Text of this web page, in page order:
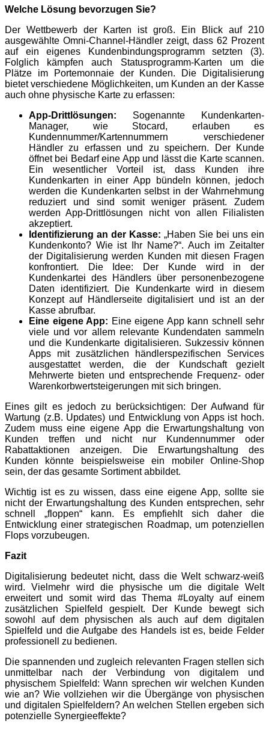
Welche Lösung bevorzugen Sie?
Der Wettbewerb der Karten ist groß. Ein Blick auf 210
ausgewählte Omni-Channel-Händler zeigt, dass 62 Prozent
auf ein eigenes Kundenbindungsprogramm setzten (3).
Folglich kämpfen auch Statusprogramm-Karten um die
Plätze im Portemonnaie der Kunden. Die Digitalisierung
bietet verschiedene Möglichkeiten, um Kunden an der Kasse
auch ohne physische Karte zu erfassen:
App-Drittlösungen: Sogenannte Kundenkarten-
Manager, wie Stocard, erlauben es
Kundennummer/Kartennummern verschiedener
Händler zu erfassen und zu speichern. Der Kunde
öffnet bei Bedarf eine App und lässt die Karte scannen.
Ein wesentlicher Vorteil ist, dass Kunden ihre
Kundenkarten in einer App bündeln können, jedoch
werden die Kundenkarten selbst in der Wahrnehmung
reduziert und sind somit weniger präsent. Zudem
werden App-Drittlösungen nicht von allen Filialisten
akzeptiert.
Identifizierung an der Kasse: „Haben Sie bei uns ein
Kundenkonto? Wie ist Ihr Name?“. Auch im Zeitalter
der Digitalisierung werden Kunden mit diesen Fragen
konfrontiert. Die Idee: Der Kunde wird in der
Kundenkartei des Händlers über personenbezogene
Daten identifiziert. Die Kundenkarte wird in diesem
Konzept auf Händlerseite digitalisiert und ist an der
Kasse abrufbar.
Eine eigene App: Eine eigene App kann schnell sehr
viele und vor allem relevante Kundendaten sammeln
und die Kundenkarte digitalisieren. Sukzessiv können
Apps mit zusätzlichen händlerspezifischen Services
ausgestattet werden, die der Kundschaft gezielt
Mehrwerte bieten und entsprechende Frequenz- oder
Warenkorbwertsteigerungen mit sich bringen.
Eines gilt es jedoch zu berücksichtigen: Der Aufwand für
Wartung (z.B. Updates) und Entwicklung von Apps ist hoch.
Zudem muss eine eigene App die Erwartungshaltung von
Kunden treffen und nicht nur Kundennummer oder
Rabattaktionen anzeigen. Die Erwartungshaltung des
Kunden könnte beispielsweise ein mobiler Online-Shop
sein, der das gesamte Sortiment abbildet.
Wichtig ist es zu wissen, dass eine eigene App, sollte sie
nicht der Erwartungshaltung des Kunden entsprechen, sehr
schnell „floppen“ kann. Es empfiehlt sich daher die
Entwicklung einer strategischen Roadmap, um potenziellen
Flops vorzubeugen.
Fazit
Digitalisierung bedeutet nicht, dass die Welt schwarz-weiß
wird. Vielmehr wird die physische um die digitale Welt
erweitert und somit wird das Thema #Loyalty auf einem
zusätzlichen Spielfeld gespielt. Der Kunde bewegt sich
sowohl auf dem physischen als auch auf dem digitalen
Spielfeld und die Aufgabe des Handels ist es, beide Felder
professionell zu bedienen.
Die spannenden und zugleich relevanten Fragen stellen sich
unmittelbar nach der Verbindung von digitalem und
physischem Spielfeld: Wann sprechen wir welchen Kunden
wie an? Wie vollziehen wir die Übergänge von physischen
und digitalen Spielfeldern? An welchen Stellen ergeben sich
potenzielle Synergieeffekte?